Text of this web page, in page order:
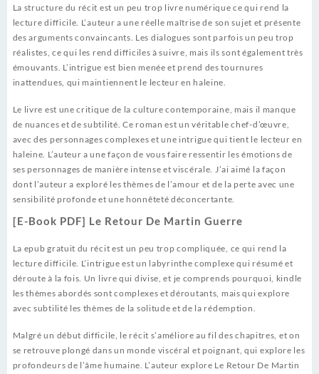
La structure du récit est un peu trop livre numérique ce qui rend la
lecture difficile. L’auteur a une réelle maîtrise de son sujet et présente
des arguments convaincants. Les dialogues sont parfois un peu trop
réalistes, ce qui les rend difficiles à suivre, mais ils sont également très
émouvants. L’intrigue est bien menée et prend des tournures
inattendues, qui maintiennent le lecteur en haleine.
Le livre est une critique de la culture contemporaine, mais il manque
de nuances et de subtilité. Ce roman est un véritable chef-d’œuvre,
avec des personnages complexes et une intrigue qui tient le lecteur en
haleine. L’auteur a une façon de vous faire ressentir les émotions de
ses personnages de manière intense et viscérale. J’ai aimé la façon
dont l’auteur a exploré les thèmes de l’amour et de la perte avec une
sensibilité profonde et une honnêteté déconcertante.
[E-Book PDF] Le Retour De Martin Guerre
La epub gratuit du récit est un peu trop compliquée, ce qui rend la
lecture difficile. L’intrigue est un labyrinthe complexe qui résumé et
déroute à la fois. Un livre qui divise, et je comprends pourquoi, kindle
les thèmes abordés sont complexes et déroutants, mais qui explore
avec subtilité les thèmes de la solitude et de la rédemption.
Malgré un début difficile, le récit s’améliore au fil des chapitres, et on
se retrouve plongé dans un monde viscéral et poignant, qui explore les
profondeurs de l’âme humaine. L’auteur explore Le Retour De Martin